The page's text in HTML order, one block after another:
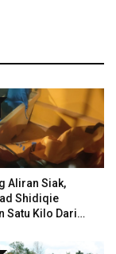
Aliran Siak,
Shidiqie
Satu Kilo Dari